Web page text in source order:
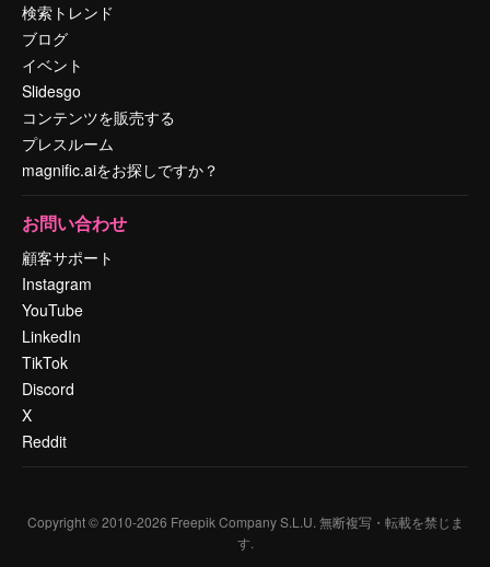
検索トレンド
ブログ
イベント
Slidesgo
コンテンツを販売する
プレスルーム
magnific.aiをお探しですか？
お問い合わせ
顧客サポート
Instagram
YouTube
LinkedIn
TikTok
Discord
X
Reddit
Copyright © 2010-2026 Freepik Company S.L.U. 無断複写・転載を禁じま
す.